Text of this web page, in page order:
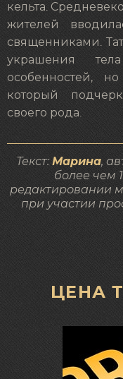
кельта.
жителей
священниками.
украшения
особенностей,
который
своего рода.
Текст: Марина,
более чем
редактировании
при участии
ЦЕНА